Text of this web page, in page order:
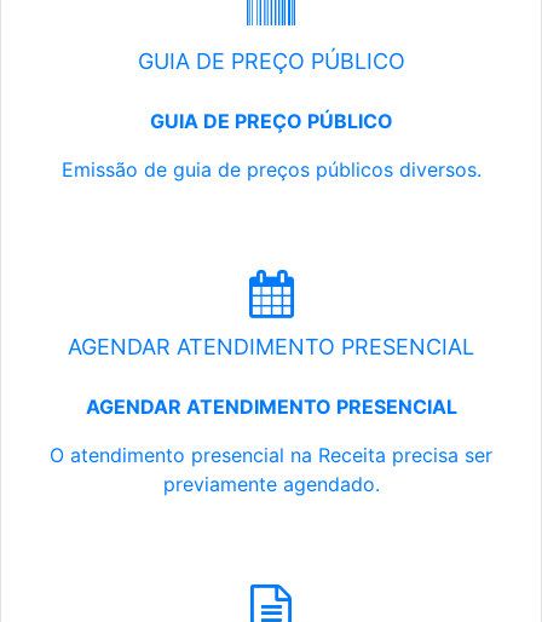
GUIA DE PREÇO PÚBLICO
GUIA DE PREÇO PÚBLICO
Emissão de guia de preços públicos diversos.
AGENDAR ATENDIMENTO PRESENCIAL
AGENDAR ATENDIMENTO PRESENCIAL
O atendimento presencial na Receita precisa ser
previamente agendado.